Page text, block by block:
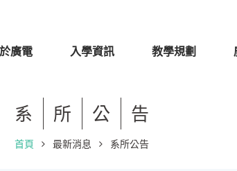
廣電 入學資訊 教學規劃
系 所 公 告
首頁 最新消息 系所公告